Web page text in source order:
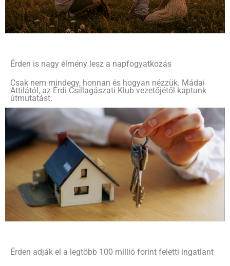
Érden is nagy élmény lesz a napfogyatkozás
Csak nem mindegy, honnan és hogyan nézzük. Mádai
Attilától, az Érdi Csillagászati Klub vezetőjétől kaptunk
útmutatást.
Érden adják el a legtöbb 100 millió forint feletti ingatlant